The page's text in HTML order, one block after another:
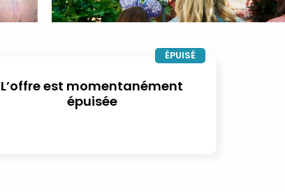
ÉPUISÉ
L’offre est momentanément
épuisée